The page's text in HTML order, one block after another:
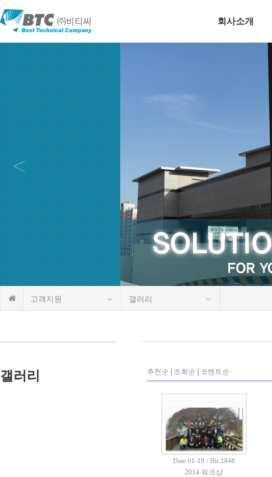
회사소개
<
고객지원 갤러리
갤러리 추천순 조회순 코멘트순
Date.01-19 / Hit.2848
2014 워크샵